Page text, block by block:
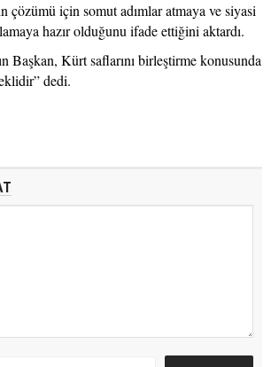
çözümü için somut adımlar atmaya ve siyasi
hazır olduğunu ifade ettiğini aktardı.
Başkan, Kürt saflarını birleştirme konusunda
dedi.